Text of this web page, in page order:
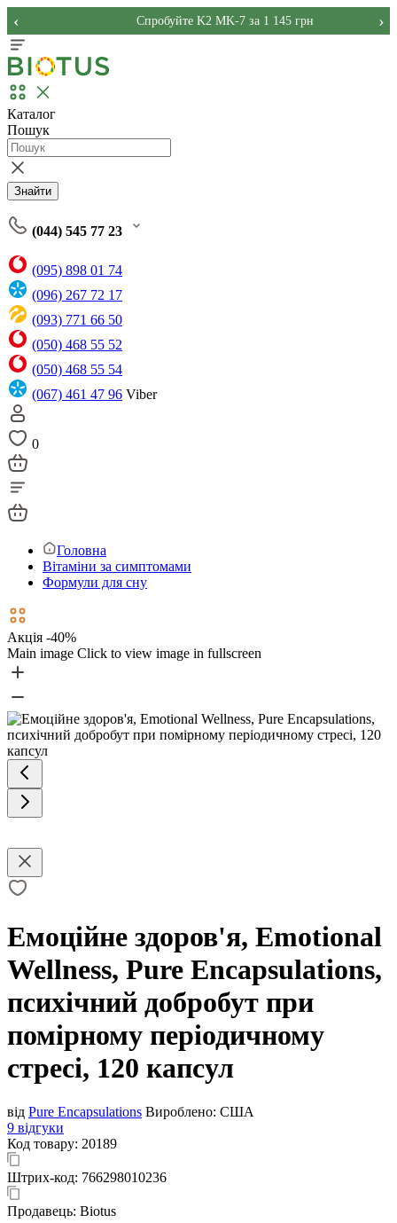
Спробуйте K2 MK-7 за 1 145 грн
‹ ›
Каталог
Пошук
Знайти
(044) 545 77 23
(095) 898 01 74
(096) 267 72 17
(093) 771 66 50
(050) 468 55 52
(050) 468 55 54
(067) 461 47 96 Viber
0
Головна
Вітаміни за симптомами
Формули для сну
Акція -40%
Main image Click to view image in fullscreen
Емоційне здоров'я, Emotional
Wellness, Pure Encapsulations,
психічний добробут при
помірному періодичному
стресі, 120 капсул
від Pure Encapsulations Вироблено: США
9 відгуки
Код товару: 20189
Штрих-код: 766298010236
Продавець: Biotus